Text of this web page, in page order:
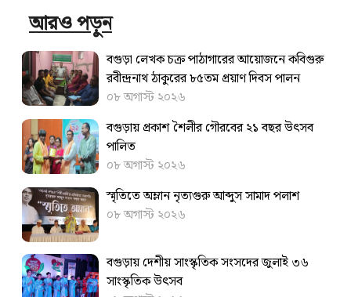
আরও পড়ুন
বগুড়া লেখক চক্র পাঠাগারের আয়োজনে কবিগুরু
রবীন্দ্রনাথ ঠাকুরের ৮৫তম প্রয়াণ দিবস পালন
০৮ অগাস্ট ২০২৬
বগুড়ায় প্রকাশ শৈলীর গৌরবের ২১ বছর উৎসব
পা‌লিত
০৮ অগাস্ট ২০২৬
স্মৃতিতে অম্লান নৃত্যগুরু আব্দুস সামাদ পলাশ
০৮ অগাস্ট ২০২৬
বগুড়ায় দেশীয় সাংস্কৃতিক সংসদের জুলাই ৩৬
সাংস্কৃতিক উৎসব